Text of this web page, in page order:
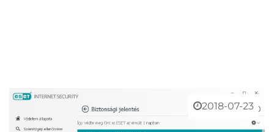
2018-07-23